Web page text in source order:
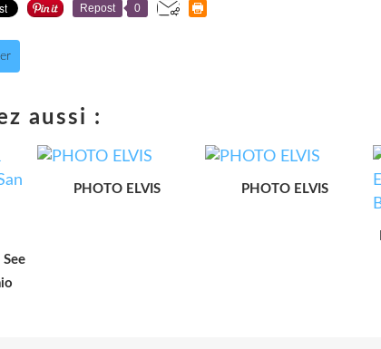
Repost 0
aussi :
See
PHOTO ELVIS PHOTO ELVIS